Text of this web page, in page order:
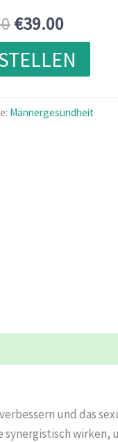
Ursprünglicher
Preis
war:
€78.00
€39.00Aktueller
Preis
ist:
€39.00.
Männergesundheit
und das
wirken,